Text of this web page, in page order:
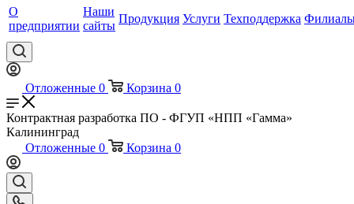
О
предприятии
Наши
сайты
Продукция Услуги Техподдержка
Отложенные 0 Корзина 0
Контрактная разработка ПО - ФГУП «НПП «Гамма»
Калининград
Отложенные 0 Корзина 0